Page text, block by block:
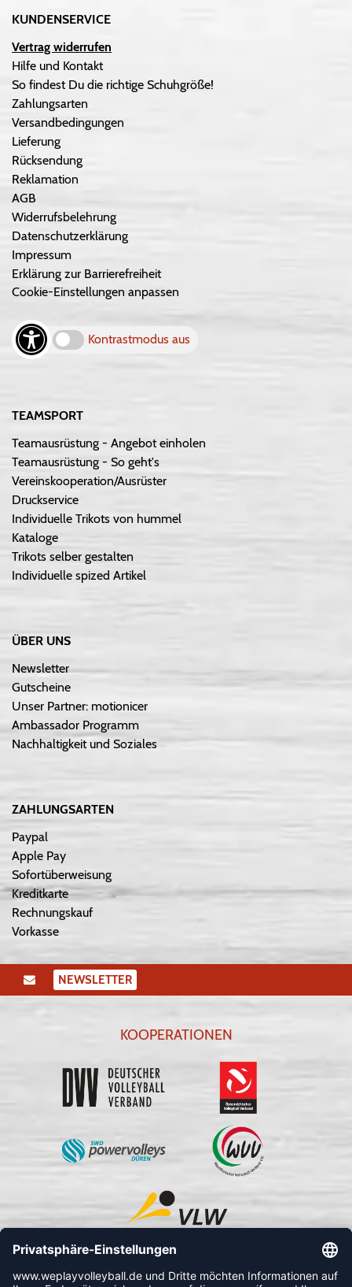
KUNDENSERVICE
Vertrag widerrufen
Hilfe und Kontakt
So findest Du die richtige Schuhgröße!
Zahlungsarten
Versandbedingungen
Lieferung
Rücksendung
Reklamation
AGB
Widerrufsbelehrung
Datenschutzerklärung
Impressum
Erklärung zur Barrierefreiheit
Cookie-Einstellungen anpassen
Kontrastmodus aus
TEAMSPORT
Teamausrüstung - Angebot einholen
Teamausrüstung - So geht's
Vereinskooperation/Ausrüster
Druckservice
Individuelle Trikots von hummel
Kataloge
Trikots selber gestalten
Individuelle spized Artikel
ÜBER UNS
Newsletter
Gutscheine
Unser Partner: motionicer
Ambassador Programm
Nachhaltigkeit und Soziales
ZAHLUNGSARTEN
Paypal
Apple Pay
Sofortüberweisung
Kreditkarte
Rechnungskauf
Vorkasse
NEWSLETTER
KOOPERATIONEN